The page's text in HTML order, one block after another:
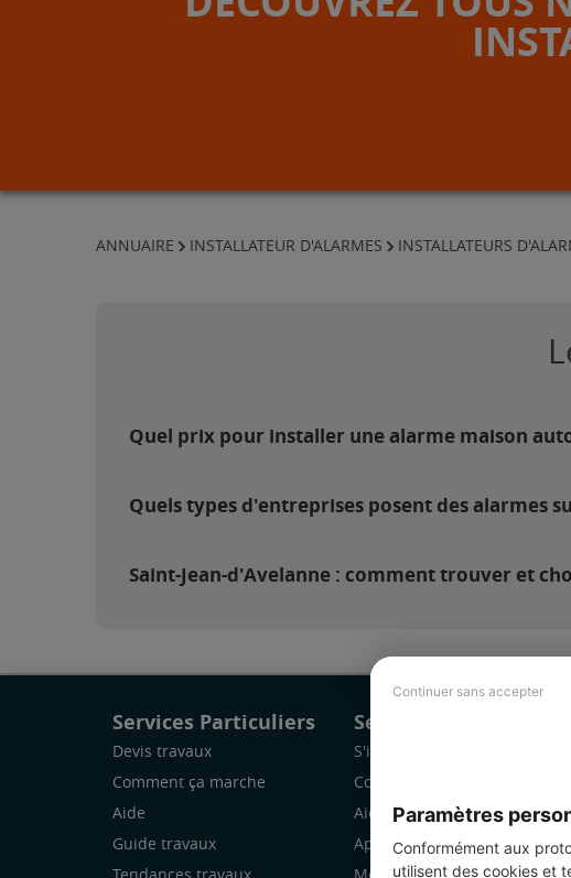
Continuer sans accepter
Paramètres
Conformément aux
utilisent des cookies et
ANNUAIRE INSTALLATEUR D'ALARMES INSTALLATEURS
Quel prix pour installer une alarme maison
Quels types d'entreprises posent des alarmes
Saint-Jean-d'Avelanne : comment trouver et
Services Particuliers
Devis travaux
Comment ça marche
Aide
Guide travaux
Services Pro
S'inscrire
Comment ça marche
Aide
Application Mobile